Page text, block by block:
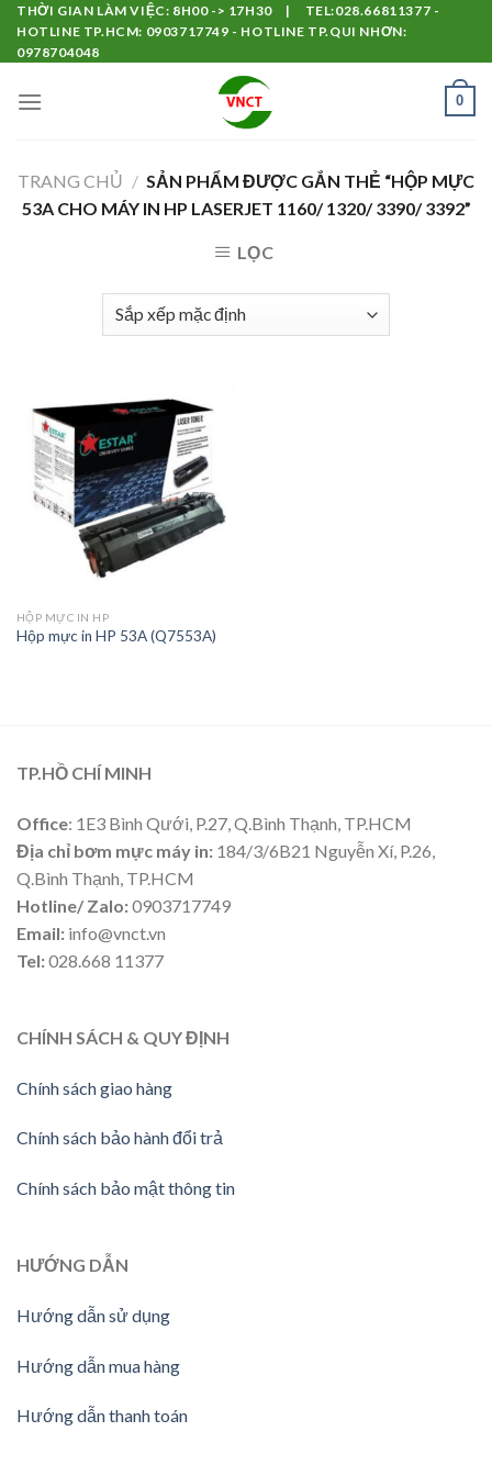
Skip
content
THỜI GIAN LÀM VIỆC: 8H00 -> 17H30 | TEL:028.66811377 -
HOTLINE TP.HCM: 0903717749 - HOTLINE TP.QUI NHƠN:
0978704048
0
TRANG CHỦ / SẢN PHẨM ĐƯỢC GẮN THẺ “HỘP MỰC
53A CHO MÁY IN HP LASERJET 1160/ 1320/ 3390/ 3392”
LỌC
HỘP MỰC IN HP
Hộp mực in HP 53A (Q7553A)
TP.HỒ CHÍ MINH
Office: 1E3 Bình Qưới, P.27, Q.Bình Thạnh, TP.HCM
Địa chỉ bơm mực máy in: 184/3/6B21 Nguyễn Xí, P.26,
Q.Bình Thạnh, TP.HCM
Hotline/ Zalo:0903717749
Email: info@vnct.vn
Tel:028.668 11377
CHÍNH SÁCH & QUY ĐỊNH
Chính sách giao hàng
Chính sách bảo hành đổi trả
Chính sách bảo mật thông tin
HƯỚNG DẪN
Hướng dẫn sử dụng
Hướng dẫn mua hàng
Hướng dẫn thanh toán